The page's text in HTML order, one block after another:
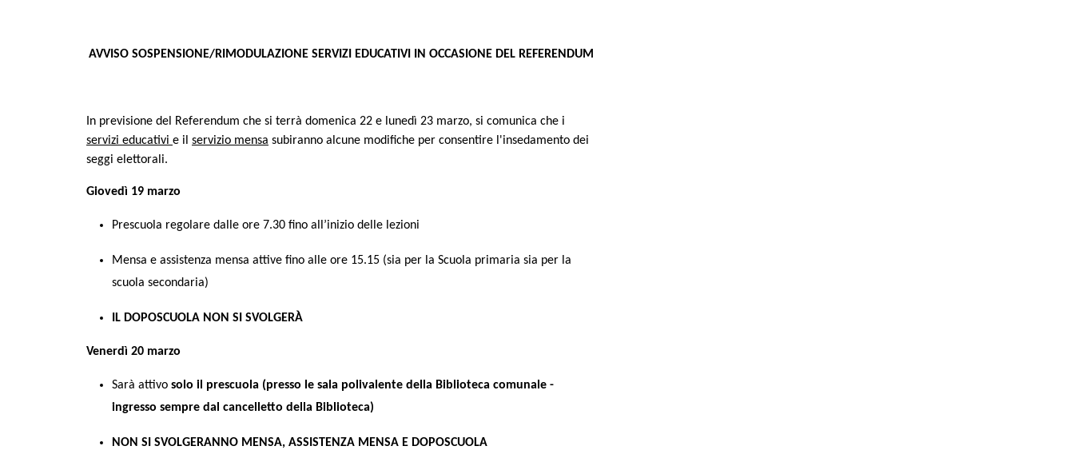
AVVISO SOSPENSIONE/RIMODULAZIONE SERVIZI EDUCATIVI IN OCCASIONE DEL REFERENDUM
In previsione del Referendum che si terrà domenica 22 e lunedì 23 marzo, si comunica che i
servizi educativi e il servizio mensa subiranno alcune modifiche per consentire l'insedamento dei
seggi elettorali.
Giovedì 19 marzo
Prescuola regolare dalle ore 7.30 fino all’inizio delle lezioni
Mensa e assistenza mensa attive fino alle ore 15.15 (sia per la Scuola primaria sia per la
scuola secondaria)
IL DOPOSCUOLA NON SI SVOLGERÀ
Venerdì 20 marzo
Sarà attivo solo il prescuola (presso le sala polivalente della Biblioteca comunale -
ingresso sempre dal cancelletto della Biblioteca)
NON SI SVOLGERANNO MENSA, ASSISTENZA MENSA E DOPOSCUOLA